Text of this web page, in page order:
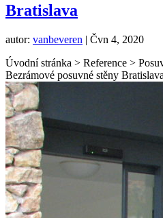
Bratislava
autor: vanbeveren | Čvn 4, 2020
Úvodní stránka > Reference >
Bezrámové posuvné stěny